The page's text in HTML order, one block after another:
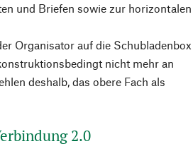
und Briefen sowie zur horizontalen
Organisator auf die Schubladenbox
nicht mehr an
deshalb, das obere Fach als
2.0